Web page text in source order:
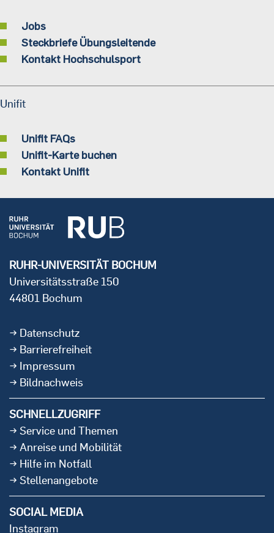
Jobs
Steckbriefe Übungsleitende
Kontakt Hochschulsport
Unifit
Unifit FAQs
Unifit-Karte buchen
Kontakt Unifit
RUHR-UNIVERSITÄT BOCHUM
Universitätsstraße 150
44801 Bochum
Datenschutz
Barrierefreiheit
Impressum
Bildnachweis
SCHNELLZUGRIFF
Service und Themen
Anreise und Mobilität
Hilfe im Notfall
Stellenangebote
SOCIAL MEDIA
Instagram